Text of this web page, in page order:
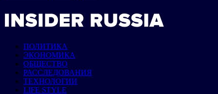
ПОЛИТИКА
ЭКОНОМИКА
ОБЩЕСТВО
РАССЛЕДОВАНИЯ
ТЕХНОЛОГИИ
LIFE STYLE